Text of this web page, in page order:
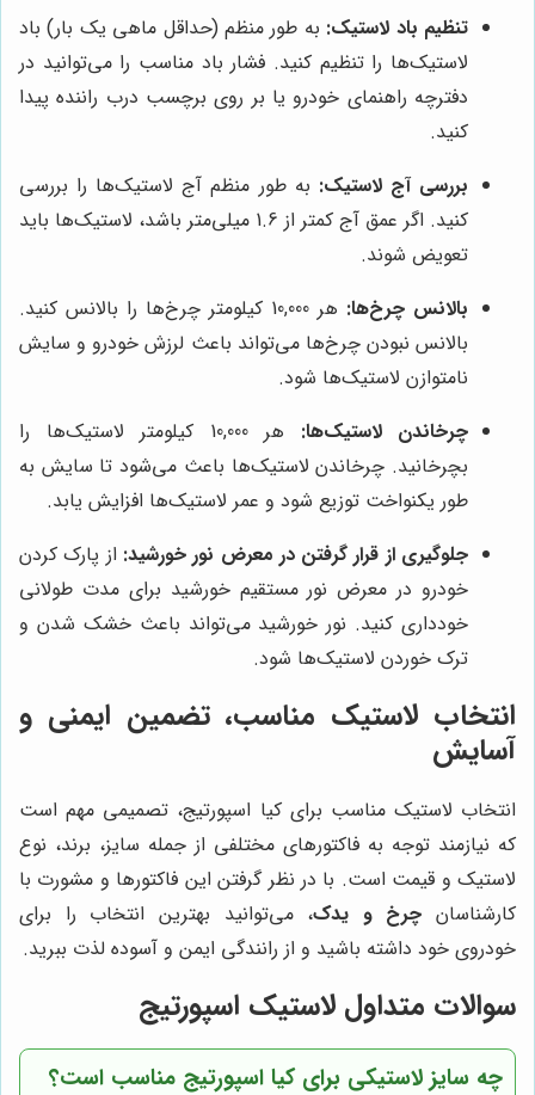
تنظیم باد لاستیک: به طور منظم (حداقل ماهی یک بار) باد
لاستیک‌ها را تنظیم کنید. فشار باد مناسب را می‌توانید در
دفترچه راهنمای خودرو یا بر روی برچسب درب راننده پیدا
کنید.
بررسی آج لاستیک: به طور منظم آج لاستیک‌ها را بررسی
کنید. اگر عمق آج کمتر از 1.6 میلی‌متر باشد، لاستیک‌ها باید
تعویض شوند.
بالانس چرخ‌ها:
هر 10,000 کیلومتر چرخ‌ها را بالانس کنید.
بالانس نبودن چرخ‌ها می‌تواند باعث لرزش خودرو و سایش
نامتوازن لاستیک‌ها شود.
چرخاندن لاستیک‌ها:
هر 10,000 کیلومتر لاستیک‌ها را
بچرخانید. چرخاندن لاستیک‌ها باعث می‌شود تا سایش به
طور یکنواخت توزیع شود و عمر لاستیک‌ها افزایش یابد.
جلوگیری از قرار گرفتن در معرض نور خورشید: از پارک کردن
خودرو در معرض نور مستقیم خورشید برای مدت طولانی
خودداری کنید. نور خورشید می‌تواند باعث خشک شدن و
ترک خوردن لاستیک‌ها شود.
انتخاب لاستیک مناسب، تضمین ایمنی و
آسایش
انتخاب لاستیک مناسب برای کیا اسپورتیج، تصمیمی مهم است
که نیازمند توجه به فاکتورهای مختلفی از جمله سایز، برند، نوع
لاستیک و قیمت است. با در نظر گرفتن این فاکتورها و مشورت با
کارشناسان چرخ و یدک، می‌توانید بهترین انتخاب را برای
خودروی خود داشته باشید و از رانندگی ایمن و آسوده لذت ببرید.
سوالات متداول لاستیک اسپورتیج
چه سایز لاستیکی برای کیا اسپورتیج مناسب است؟